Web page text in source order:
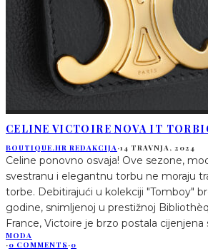
CELINE VICTOIRE NOVA IT
BOUTIQUE.HR REDAKCIJA·14 TRAVNJA, 2024
Celine ponovno osvaja! Ove sezone,
svestranu i elegantnu torbu ne moraju
torbe. Debitirajući u kolekciji "Tomboy"
godine, snimljenoj u prestižnoj
France, Victoire je brzo postala cijenjena
MODA
·0 COMMENTS ·0